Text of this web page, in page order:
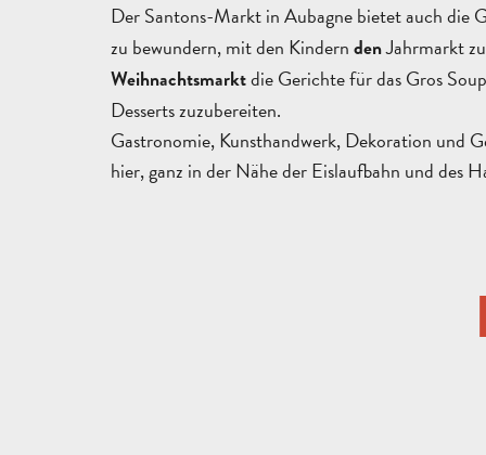
Der Santons-Markt in Aubagne bietet auch die
zu bewundern, mit den Kindern denJahrmarkt
Weihnachtsmarktdie Gerichte für das Gros
Desserts zuzubereiten.
Gastronomie, Kunsthandwerk, Dekoration und
hier, ganz in der Nähe der Eislaufbahn und des